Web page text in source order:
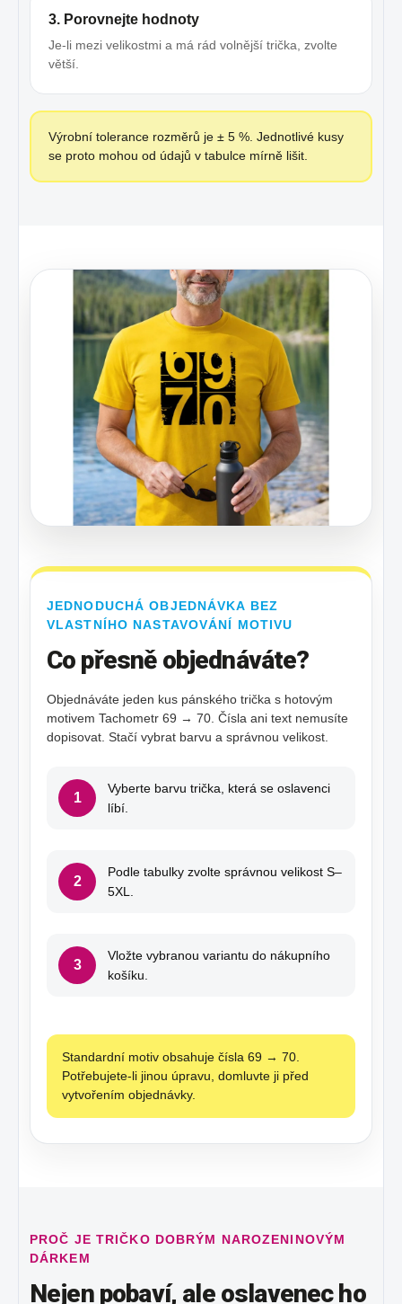
3. Porovnejte hodnoty
Je-li mezi velikostmi a má rád volnější trička, zvolte
větší.
Výrobní tolerance rozměrů je ± 5 %. Jednotlivé kusy
se proto mohou od údajů v tabulce mírně lišit.
JEDNODUCHÁ OBJEDNÁVKA BEZ
VLASTNÍHO NASTAVOVÁNÍ MOTIVU
Co přesně objednáváte?
Objednáváte jeden kus pánského trička s hotovým
motivem Tachometr 69 → 70. Čísla ani text nemusíte
dopisovat. Stačí vybrat barvu a správnou velikost.
1
Vyberte barvu trička, která se oslavenci
líbí.
2
Podle tabulky zvolte správnou velikost S–
5XL.
3
Vložte vybranou variantu do nákupního
košíku.
Standardní motiv obsahuje čísla 69 → 70.
Potřebujete-li jinou úpravu, domluvte ji před
vytvořením objednávky.
PROČ JE TRIČKO DOBRÝM NAROZENINOVÝM
DÁRKEM
Nejen pobaví, ale oslavenec ho